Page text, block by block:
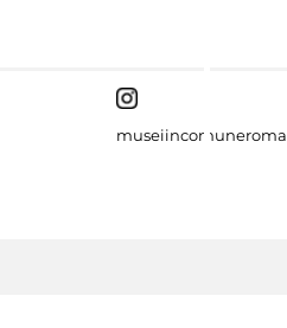
museiincomuneroma